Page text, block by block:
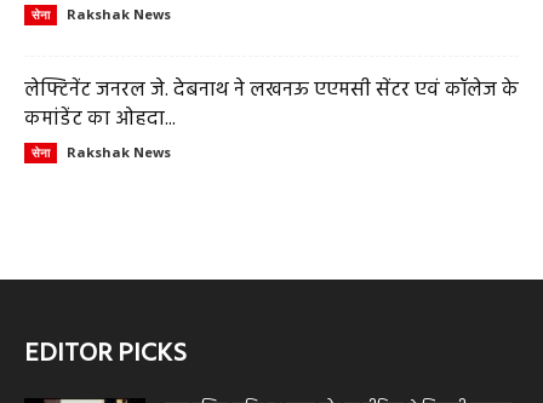
सेना Rakshak News
लेफ्टिनेंट जनरल जे. देबनाथ ने लखनऊ एएमसी सेंटर एवं कॉलेज के
कमांडेंट का ओहदा...
सेना Rakshak News
EDITOR PICKS